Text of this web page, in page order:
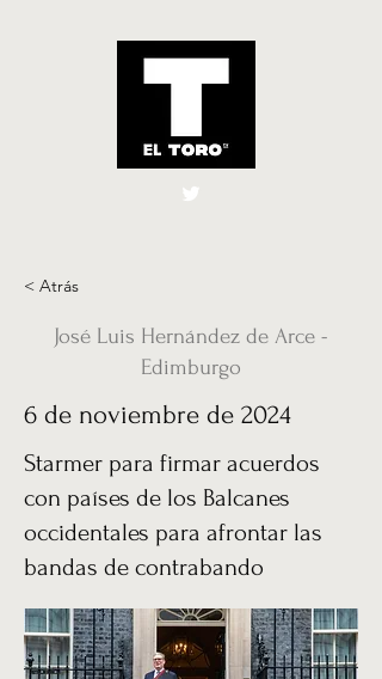
El Toro España
< Atrás
José Luis Hernández de Arce -
Edimburgo
6 de noviembre de 2024
Starmer para firmar acuerdos
con países de los Balcanes
occidentales para afrontar las
bandas de contrabando